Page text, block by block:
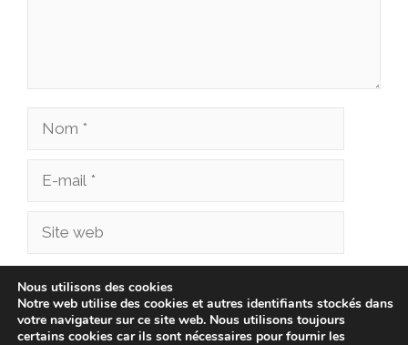
Nom
Site
Enregistrer mon nom, mon e-mail et mon site
dans le navigateur pour mon prochain
commentaire.
Nous utilisons des cookies
Notre web utilise des cookies et autres identifiants stockés dans
votre navigateur sur ce site web. Nous utilisons toujours
certains cookies car ils sont nécessaires pour fournir les